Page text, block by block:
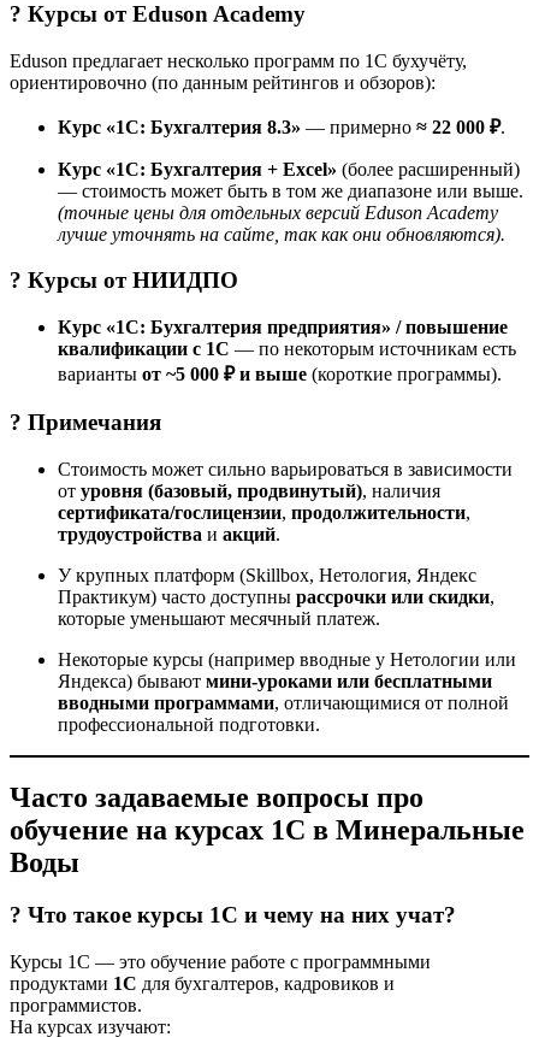
? Курсы отEduson Academy
Eduson предлагает несколько программ по 1С бухучёту,
ориентировочно (по данным рейтингов и обзоров):
Курс «1С: Бухгалтерия 8.3» — примерно ≈ 22 000 ₽.
Курс «1С: Бухгалтерия + Excel» (более расширенный)
— стоимость может быть в том же диапазоне или выше.
(точные цены для отдельных версий Eduson Academy
лучше уточнять на сайте, так как они обновляются).
? Курсы отНИИДПО
Курс «1С: Бухгалтерия предприятия» / повышение
квалификации с 1С — по некоторым источникам есть
варианты от ~5 000 ₽ и выше (короткие программы).
? Примечания
Стоимость может сильно варьироваться в зависимости
от уровня (базовый, продвинутый), наличия
сертификата/гослицензии, продолжительности,
трудоустройства и акций.
У крупных платформ (Skillbox, Нетология, Яндекс
Практикум) часто доступны рассрочки или скидки,
которые уменьшают месячный платеж.
Некоторые курсы (например вводные у Нетологии или
Яндекса) бывают мини-уроками или бесплатными
вводными программами, отличающимися от полной
профессиональной подготовки.
Часто задаваемые вопросы про
обучение на курсах 1С в Минеральные
Воды
? Что такое курсы 1С и чему на них учат?
Курсы 1С — это обучение работе с программными
продуктами 1С для бухгалтеров, кадровиков и
программистов.
На курсах изучают: